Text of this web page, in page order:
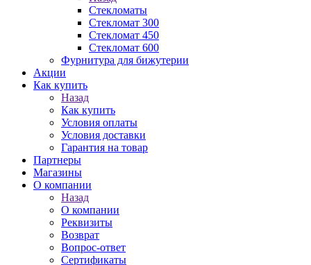
Стекломаты
Стекломат 300
Стекломат 450
Стекломат 600
Фурнитура для бижутерии
Акции
Как купить
Назад
Как купить
Условия оплаты
Условия доставки
Гарантия на товар
Партнеры
Магазины
О компании
Назад
О компании
Реквизиты
Возврат
Вопрос-ответ
Сертификаты